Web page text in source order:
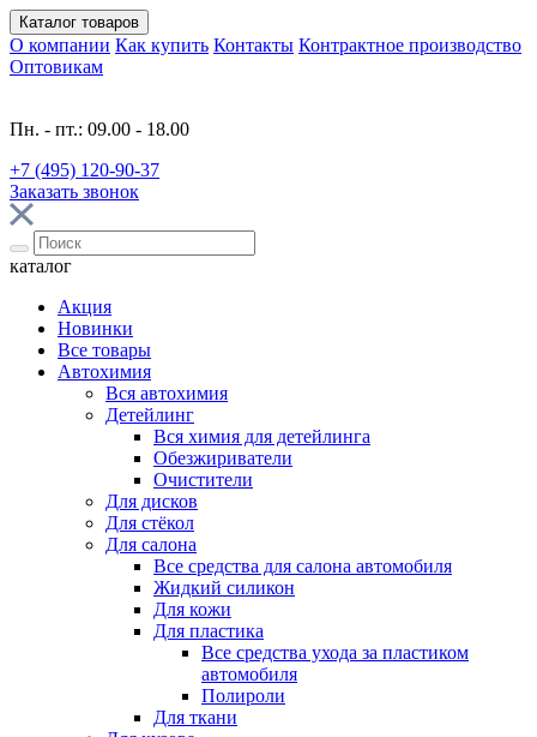
Каталог товаров
О компании Как купить Контакты Контрактное производство
Оптовикам
Пн. - пт.: 09.00 - 18.00
+7 (495) 120-90-37
Заказать звонок
каталог
Акция
Новинки
Все товары
Автохимия
Вся автохимия
Детейлинг
Вся химия для детейлинга
Обезжириватели
Очистители
Для дисков
Для стёкол
Для салона
Все средства для салона автомобиля
Жидкий силикон
Для кожи
Для пластика
Все средства ухода за пластиком
автомобиля
Полироли
Для ткани